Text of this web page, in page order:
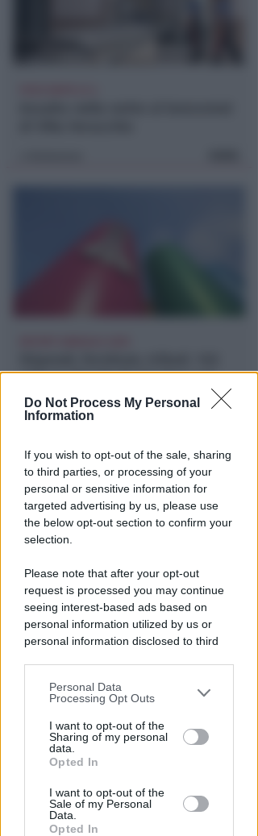
Do Not Process My Personal
Information
If you wish to opt-out of the sale, sharing
to third parties, or processing of your
personal or sensitive information for
targeted advertising by us, please use
the below opt-out section to confirm your
selection.
Please note that after your opt-out
request is processed you may continue
seeing interest-based ads based on
personal information utilized by us or
personal information disclosed to third
You may separately opt-out of the further
disclosure of your personal information
by third parties on the IAB’s list of
downstream participants.
by us to third parties on the IAB’s List of
Downstream Participants that may
further disclose it to other third parties.
Personal Data
Processing Opt Outs
I want to opt-out of the
Sharing of my personal
data.
Opted In
I want to opt-out of the
Sale of my Personal
Data.
Opted In
milioni distribuiti da Hera nel
riminese
RICHIESTA SPIEGAZIONI
Post razzista legato a Riccione
su un canale a nome Lega. La
sindaca: gravissimo
Redazione